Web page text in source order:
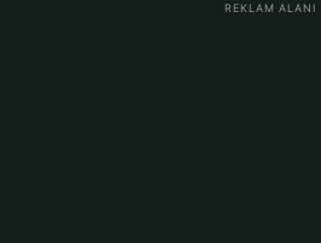
REKLAM ALANI